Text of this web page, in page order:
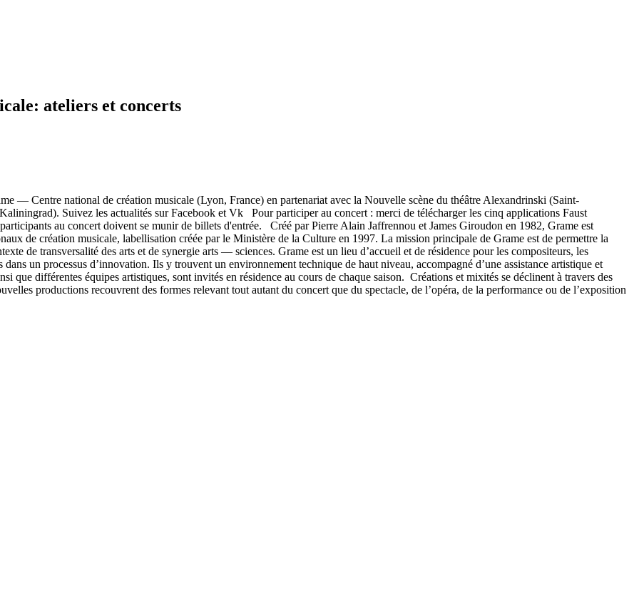
ateliers et concerts
— Centre national de création musicale (Lyon, France) en partenariat avec la Nouvelle scène du théâtre Alexandrinski (Saint-
Suivez les actualités sur Facebook et Vk Pour participer au concert : merci de télécharger les cinq applications Faust
au concert doivent se munir de billets d'entrée. Créé par Pierre Alain Jaffrennou et James Giroudon en 1982, Grame est
de création musicale, labellisation créée par le Ministère de la Culture en 1997. La mission principale de Grame est de permettre la
de transversalité des arts et de synergie arts — sciences. Grame est un lieu d’accueil et de résidence pour les compositeurs, les
un processus d’innovation. Ils y trouvent un environnement technique de haut niveau, accompagné d’une assistance artistique et
que différentes équipes artistiques, sont invités en résidence au cours de chaque saison. Créations et mixités se déclinent à travers des
productions recouvrent des formes relevant tout autant du concert que du spectacle, de l’opéra, de la performance ou de l’exposition